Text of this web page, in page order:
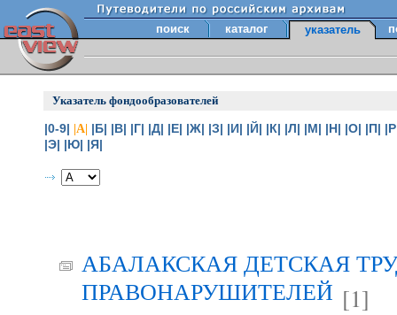
поиск каталог указатель
Указатель фондообразователей
|0-9| |А| |Б| |В| |Г| |Д| |Е| |Ж| |З| |И| |Й| |К| |Л| |М| |Н| |О| |П|
|Э| |Ю| |Я|
АБАЛАКСКАЯ ДЕТСКАЯ
ПРАВОНАРУШИТЕЛЕЙ [1]